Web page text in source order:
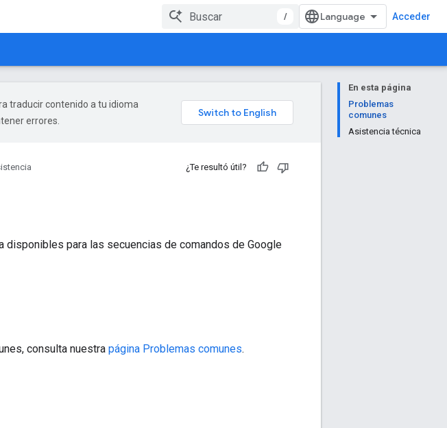
/ Acceder
En esta página
Problemas
comunes
Asistencia técnica
traducir contenido a tu idioma
errores.
¿Te resultó útil?
para las secuencias de comandos de Google
consulta nuestra página Problemas comunes.